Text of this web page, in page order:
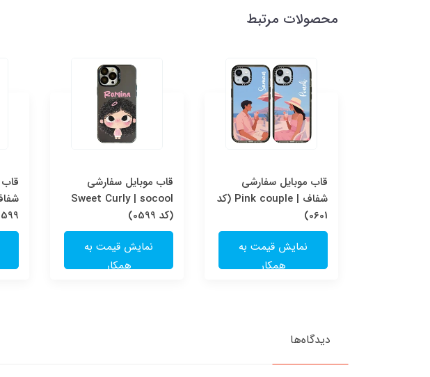
محصولات مرتبط
قاب موبایل سفارشی
شفاف | Pink couple (کد
0601)
نمایش قیمت به
همکار
قاب موبایل سفارشی
Sweet Curly | socool
(کد 0599)
نمایش قیمت به
همکار
دیدگاه‌ها